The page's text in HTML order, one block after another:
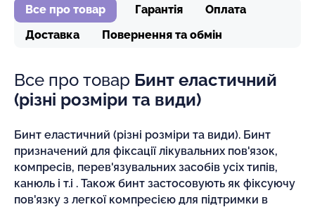
Все про товар Гарантія
Оплата
Доставка
Повернення та обмін
Все про товар Бинт еластичний
(різні розміри та види)
Бинт еластичний (різні розміри та види). Бинт
призначений для фіксації лікувальних пов'язок,
компресів, перев'язувальних засобів усіх типів,
канюль і т.і . Також бинт застосовують як фіксуючу
пов'язку з легкої компресією для підтримки в